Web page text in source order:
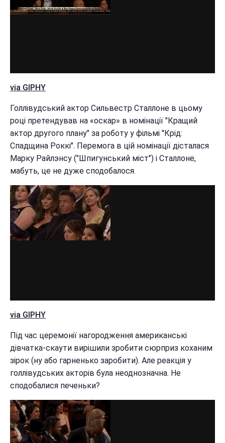
via GIPHY
Голлівудський актор Сильвестр Сталлоне в цьому
році претендував на «оскар» в номінації "Кращий
актор другого плану" за роботу у фільмі "Крід:
Спадщина Роккі". Перемога в цій номінації дісталася
Марку Райлэнсу ("Шпигунський міст") і Сталлоне,
мабуть, це не дуже сподобалося.
via GIPHY
Під час церемонії нагородження американські
дівчатка-скаути вирішили зробити сюрприз коханим
зірок (ну або гарненько заробити). Але реакція у
голлівудських акторів була неоднозначна. Не
сподобалися печеньки?